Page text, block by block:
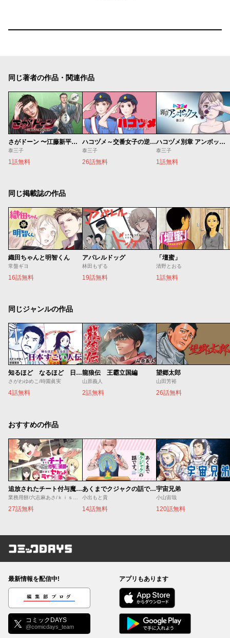
同じ著者の作品・関連作品
さがドーン 〜江藤新平と肥前の妖怪〜
泰三子
1話無料
ハコヅメ～交番女子の逆襲～
泰三子
26話無料
ハコヅメ別章 アンボックス
泰三子
1話無料
同じ掲載誌の作品
織田ちゃんと明智くん
常盤ギヨ
16話無料
アパレルドッグ
林田もずる
19話無料
「壇蜜」
清野とおる
1話無料
同じジャンルの作品
知るほど なるほど 日本すごい人伝
さがわゆめこ/時園眞実
4話無料
龍狼伝 王霸立国編
山原義人
2話無料
望郷太郎
山田芳裕
26話無料
おすすめの作品
追放されたチート付与魔術師は気ままなセカンドライフを謳歌する。 ～俺は武器だけじゃなく、あらゆるものに『強化ポイント』を付与できるし、俺の意思でいつでも効果を解除できるけど、残った人たち大丈夫？～
27話無料
あくまでクジャクの話です。
小出もと貴
14話無料
宇宙兄弟
小山宙哉
120話無料
コミックDAYS
最新情報を配信中!
編集部ブログ
コミックDAYS
@comicdays_team
アプリもあります